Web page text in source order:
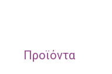
Προϊόντα